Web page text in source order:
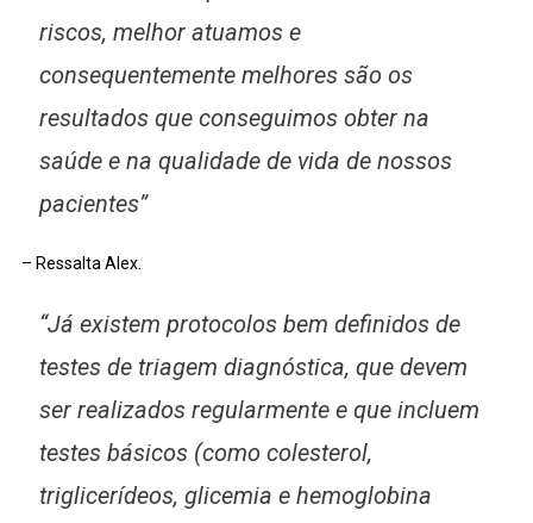
riscos, melhor atuamos e
consequentemente melhores são os
resultados que conseguimos obter na
saúde e na qualidade de vida de nossos
pacientes”
– Ressalta Alex.
“Já existem protocolos bem definidos de
testes de triagem diagnóstica, que devem
ser realizados regularmente e que incluem
testes básicos (como colesterol,
triglicerídeos, glicemia e hemoglobina